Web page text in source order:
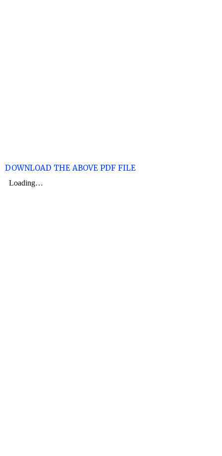
DOWNLOAD THE ABOVE PDF FILE